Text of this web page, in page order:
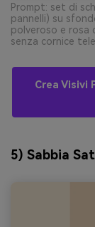
Prompt: set di
pannelli) su
polveroso e rosa
senza cornice
Crea Visivi
5) Sabbia